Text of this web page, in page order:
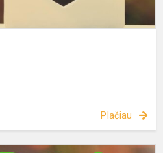
Plačiau